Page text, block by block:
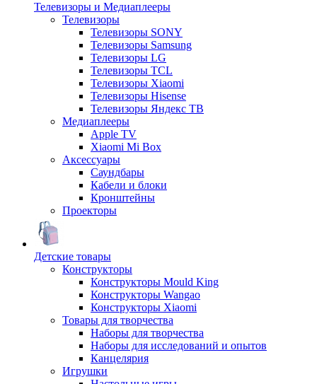
Телевизоры и Медиаплееры
Телевизоры
Телевизоры SONY
Телевизоры Samsung
Телевизоры LG
Телевизоры TCL
Телевизоры Xiaomi
Телевизоры Hisense
Телевизоры Яндекс ТВ
Медиаплееры
Apple TV
Xiaomi Mi Box
Аксессуары
Саундбары
Кабели и блоки
Кронштейны
Проекторы
Детские товары
Конструкторы
Конструкторы Mould King
Конструкторы Wangao
Конструкторы Xiaomi
Товары для творчества
Наборы для творчества
Наборы для исследований и опытов
Канцелярия
Игрушки